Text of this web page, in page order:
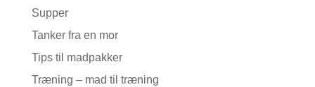
Supper
Tanker fra en mor
Tips til madpakker
Træning – mad til træning